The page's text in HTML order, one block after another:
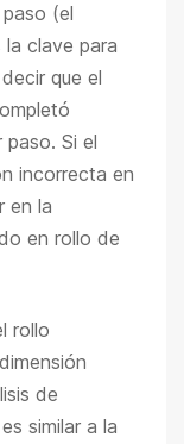
(el
clave para
que el
paso. Si el
incorrecta en
en la
en rollo de
rollo
de
similar a la